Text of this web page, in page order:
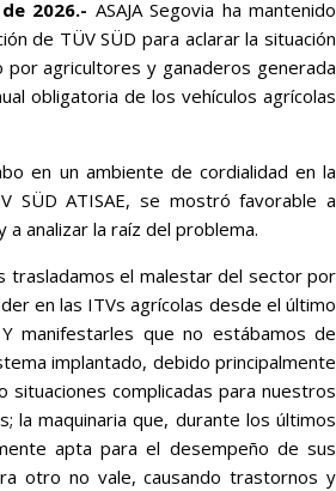
2026.- ASAJA Segovia ha mantenido
de TÜV SÜD para aclarar la situación
agricultores y ganaderos generada
obligatoria de los vehículos agrícolas
en un ambiente de cordialidad en la
SÜD ATISAE, se mostró favorable a
a analizar la raíz del problema.
trasladamos el malestar del sector por
en las ITVs agrícolas desde el último
manifestarles que no estábamos de
implantado, debido principalmente
situaciones complicadas para nuestros
la maquinaria que, durante los últimos
apta para el desempeño de sus
otro no vale, causando trastornos y